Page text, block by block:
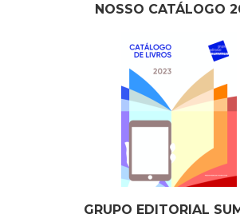
NOSSO CATÁLOGO
GRUPO EDITORIAL